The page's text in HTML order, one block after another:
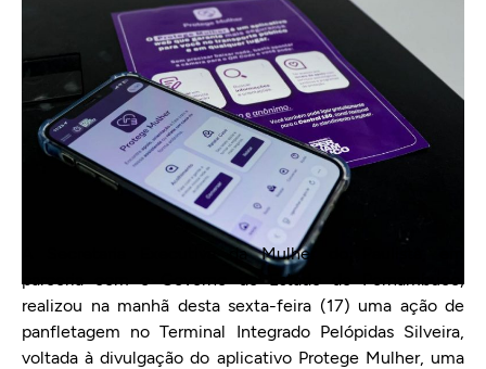
A Secretaria Executiva da Mulher do Paulista, em
parceria com o Governo do Estado de Pernambuco,
realizou na manhã desta sexta-feira (17) uma ação de
panfletagem no Terminal Integrado Pelópidas Silveira,
voltada à divulgação do aplicativo Protege Mulher, uma